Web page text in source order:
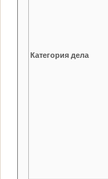
Категория дела